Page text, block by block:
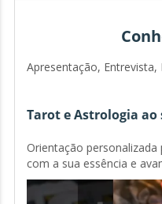
Apresentação,
Tarot e Astrologia ao
Orientação personalizada
com a sua essência e